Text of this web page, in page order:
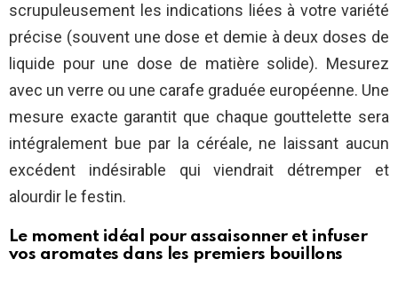
scrupuleusement les indications liées à votre variété
précise (souvent une dose et demie à deux doses de
liquide pour une dose de matière solide). Mesurez
avec un verre ou une carafe graduée européenne. Une
mesure exacte garantit que chaque gouttelette sera
intégralement bue par la céréale, ne laissant aucun
excédent indésirable qui viendrait détremper et
alourdir le festin.
Le moment idéal pour assaisonner et infuser
vos aromates dans les premiers bouillons